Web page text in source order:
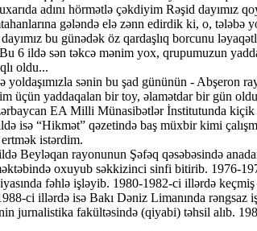
adını hörmətlə çəkdiyim Rəşid
gələndə elə zənn edirdik ki, o,
bu günədək öz qardaşlıq borcunu
ildə sən təkcə mənim yox, qrupumuzun
oldu...
yoldaşımızla sənin bu şad gününün -
üçün yaddaqalan bir toy, əlamətdar bir gün
EA Milli Münasibətlər İnstitutunda
isə “Hikmət” qəzetində baş müxbir kimi
istərdim.
Beyləqan rayonunun Şəfəq qəsəbəsində
oxuyub səkkizinci sinfi bitirib. 1976-
fəhlə işləyib. 1980-1982-ci illərdə
ci illərdə isə Bakı Dəniz Limanında rəngsaz
jurnalistika fakültəsində (qiyabi) təhsil alıb.